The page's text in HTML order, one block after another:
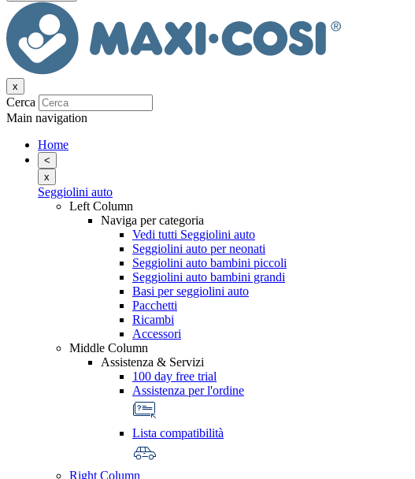
x
Cerca
Main navigation
Home
<
x
Seggiolini auto
Left Column
Naviga per categoria
Vedi tutti Seggiolini auto
Seggiolini auto per neonati
Seggiolini auto bambini piccoli
Seggiolini auto bambini grandi
Basi per seggiolini auto
Pacchetti
Ricambi
Accessori
Middle Column
Assistenza & Servizi
100 day free trial
Assistenza per l'ordine
Lista compatibilità
Right Column